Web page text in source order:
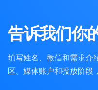
告诉我们你
填写姓名、微信和需求介
区、媒体账户和投放阶段